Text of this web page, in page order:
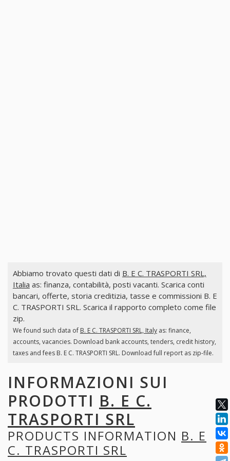
Abbiamo trovato questi dati di B. E C. TRASPORTI SRL,
Italia as: finanza, contabilità, posti vacanti. Scarica conti
bancari, offerte, storia creditizia, tasse e commissioni B. E
C. TRASPORTI SRL. Scarica il rapporto completo come file
zip.
We found such data of B. E C. TRASPORTI SRL, Italyas: finance,
accounts, vacancies. Download bank accounts, tenders, credit history,
taxes and fees B. E C. TRASPORTI SRL. Download full report as zip-file.
INFORMAZIONI SUI
PRODOTTI B. E C.
TRASPORTI SRL
PRODUCTS INFORMATION B. E
C. TRASPORTI SRL